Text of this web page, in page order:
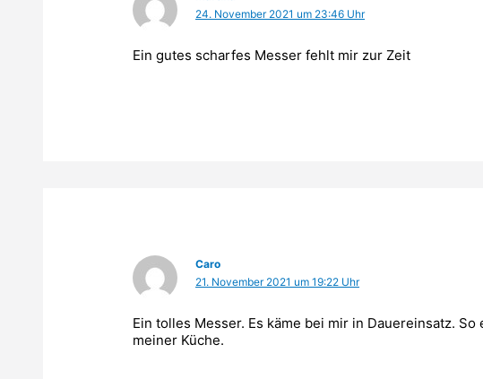
24. November 2021 um 23:46 Uhr
Ein gutes scharfes Messer fehlt mir zur Zeit
Caro
21. November 2021 um 19:22 Uhr
Ein tolles Messer. Es käme bei mir in Dauereinsatz.
meiner Küche.